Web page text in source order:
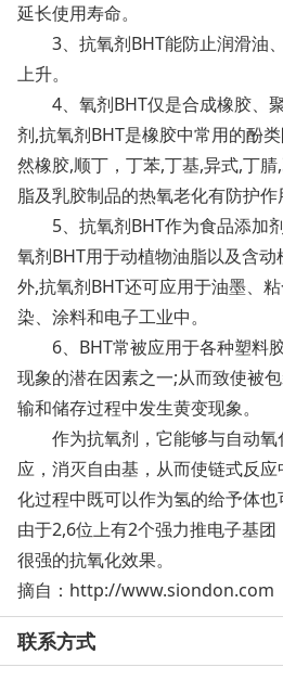
延长使用寿命。
3、抗氧剂BHT能防止润滑油
上升。
4、氧剂BHT仅是合成橡胶、
剂,抗氧剂BHT是橡胶中常用的酚
然橡胶,顺丁，丁苯,丁基,异式,丁
脂及乳胶制品的热氧老化有防护作
5、抗氧剂BHT作为食品添加
氧剂BHT用于动植物油脂以及含
外,抗氧剂BHT还可应用于油墨、
染、涂料和电子工业中。
6、BHT常被应用于各种塑料
现象的潜在因素之一;从而致使被
输和储存过程中发生黄变现象。
作为抗氧剂，它能够与自动氧
应，消灭自由基，从而使链式反
化过程中既可以作为氢的给予体也
由于2,6位上有2个强力推电子基
很强的抗氧化效果。
摘自：http://www.siondon.com
联系方式